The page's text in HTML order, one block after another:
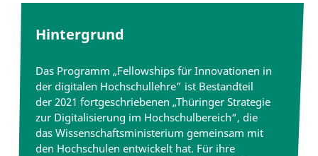
Hintergrund
Das Programm „Fellowships für Innovationen in
der digitalen Hochschullehre” ist Bestandteil
der 2021 fortgeschriebenen „Thüringer Strategie
zur Digitalisierung im Hochschulbereich“, die
das Wissenschaftsministerium gemeinsam mit
den Hochschulen entwickelt hat. Für ihre